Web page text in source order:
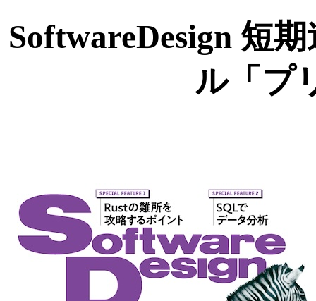
SoftwareDesign 短
ル「プ